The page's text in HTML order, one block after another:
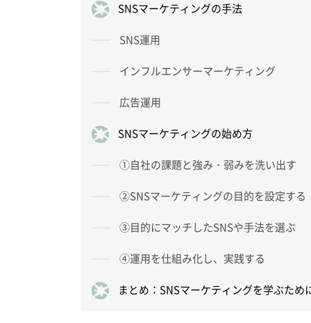
SNSマーケティングの手法
SNS運用
インフルエンサーマーケティング
広告運用
SNSマーケティングの始め方
①自社の課題と強み・弱みを洗い出す
②SNSマーケティングの目的を設定する
③目的にマッチしたSNSや手法を選ぶ
④運用を仕組み化し、実践する
まとめ：SNSマーケティングを学ぶため